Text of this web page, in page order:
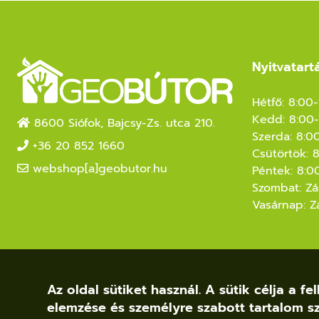
8600 Siófok, Bajcsy-Zs. utca 210.
+36 20 852 1660
webshop[a]geobutor.hu
Hétfő:
Kedd:
Szerda:
Csütörtök:
Péntek:
Szombat:
Vasárnap:
Az oldal sütiket használ. A sütik célja a
elemzése és személyre szabott tartalom